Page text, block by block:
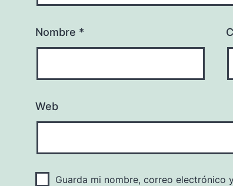
Nombre *
Web
Guarda mi nombre, correo electrónico